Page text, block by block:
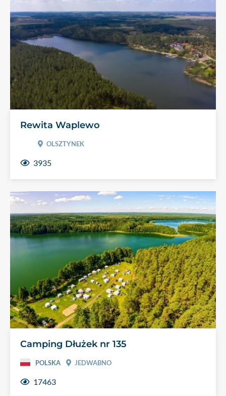
Rewita Waplewo
OLSZTYNEK
3935
Camping Dłużek nr 135
POLSKA JEDWABNO
17463